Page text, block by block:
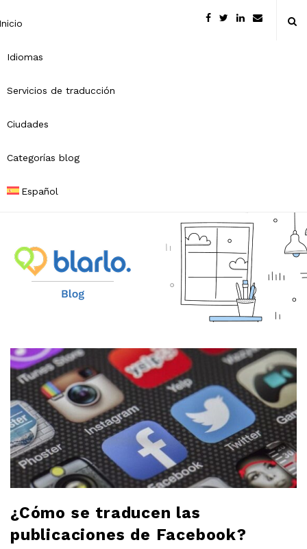
Idiomas
Servicios de traducción
Ciudades
Categorías blog
Español
B
r
l
o
b
o
¿Cómo se traducen las
publicaciones de Facebook?